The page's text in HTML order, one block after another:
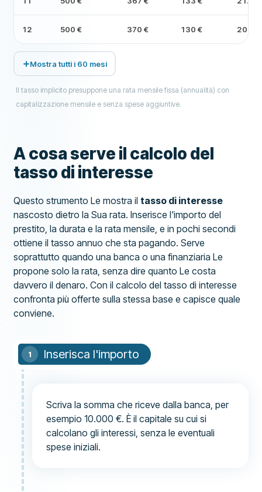
12 500 € 370 € 130 €
Mostra tutti i 60 mesi
Il tasso implicito presuppone una rata mensile fissa (annualità) con
capitalizzazione mensile e senza spese aggiuntive.
A cosa serve il calcolo del
tasso di interesse
Questo strumento Le mostra iltasso di interesse
nascosto dietro la Sua rata. Inserisce l'importo del
prestito, la durata e la rata mensile, e in pochi secondi
ottiene il tasso annuo che sta pagando. Serve
soprattutto quando una banca o una finanziaria Le
propone solo la rata, senza dire quanto Le costa
davvero il denaro. Con il calcolo del tasso di interesse
confronta più offerte sulla stessa base e capisce quale
conviene.
Inserisca l'importo
Scriva la somma che riceve dalla banca, per
esempio 10.000 €. È il capitale su cui si
calcolano gli interessi, senza le eventuali
spese iniziali.